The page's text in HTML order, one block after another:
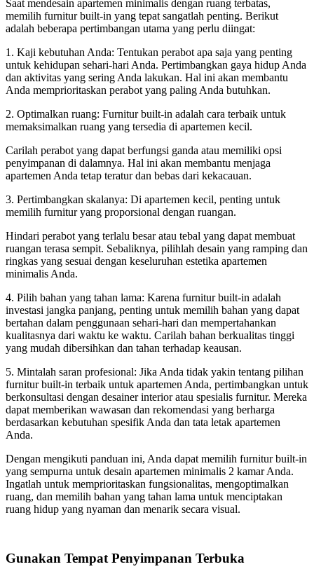
Saat mendesain apartemen minimalis dengan ruang terbatas,
memilih furnitur built-in yang tepat sangatlah penting. Berikut
adalah beberapa pertimbangan utama yang perlu diingat:
1. Kaji kebutuhan Anda: Tentukan perabot apa saja yang penting
untuk kehidupan sehari-hari Anda. Pertimbangkan gaya hidup Anda
dan aktivitas yang sering Anda lakukan. Hal ini akan membantu
Anda memprioritaskan perabot yang paling Anda butuhkan.
2. Optimalkan ruang: Furnitur built-in adalah cara terbaik untuk
memaksimalkan ruang yang tersedia di apartemen kecil.
Carilah perabot yang dapat berfungsi ganda atau memiliki opsi
penyimpanan di dalamnya. Hal ini akan membantu menjaga
apartemen Anda tetap teratur dan bebas dari kekacauan.
3. Pertimbangkan skalanya: Di apartemen kecil, penting untuk
memilih furnitur yang proporsional dengan ruangan.
Hindari perabot yang terlalu besar atau tebal yang dapat membuat
ruangan terasa sempit. Sebaliknya, pilihlah desain yang ramping dan
ringkas yang sesuai dengan keseluruhan estetika apartemen
minimalis Anda.
4. Pilih bahan yang tahan lama: Karena furnitur built-in adalah
investasi jangka panjang, penting untuk memilih bahan yang dapat
bertahan dalam penggunaan sehari-hari dan mempertahankan
kualitasnya dari waktu ke waktu. Carilah bahan berkualitas tinggi
yang mudah dibersihkan dan tahan terhadap keausan.
5. Mintalah saran profesional: Jika Anda tidak yakin tentang pilihan
furnitur built-in terbaik untuk apartemen Anda, pertimbangkan untuk
berkonsultasi dengan desainer interior atau spesialis furnitur. Mereka
dapat memberikan wawasan dan rekomendasi yang berharga
berdasarkan kebutuhan spesifik Anda dan tata letak apartemen
Anda.
Dengan mengikuti panduan ini, Anda dapat memilih furnitur built-in
yang sempurna untuk desain apartemen minimalis 2 kamar Anda.
Ingatlah untuk memprioritaskan fungsionalitas, mengoptimalkan
ruang, dan memilih bahan yang tahan lama untuk menciptakan
ruang hidup yang nyaman dan menarik secara visual.
Gunakan Tempat Penyimpanan Terbuka